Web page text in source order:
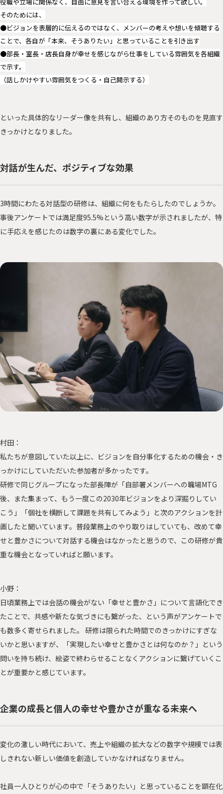
そのためには、
●ビジョンを表層的に伝えるのではなく、メンバーの考えや想いを傾聴する
ことで、各自が「本来、そうありたい」と思っていることを引き出す
●部長・室長・店長自身が幸せを感じながら仕事をしている雰囲気を各組織
で示す。
（話しかけやすい雰囲気をつくる・自己開示する）
といった具体的なリーダー像を共有し、組織のあり方そのものを見直す
きっかけとなりました。
対話が生んだ、ポジティブな効果
3時間にわたる対話型の研修は、組織に何をもたらしたのでしょうか。
事後アンケートでは満足度95.5%という高い数字が示されましたが、特
に手応えを感じたのは数字の裏にある変化でした。
村田：
私たちが意図していた以上に、ビジョンを自分事化するための機会・き
っかけにしていただいた参加者が多かったです。
研修で同じグループになった部長陣が「自部署メンバーへの職場MTG
後、また集まって、もう一度この2030年ビジョンをより深掘りしてい
こう」「個社を横断して課題を共有してみよう」と次のアクションを計
画したと聞いています。普段業務上のやり取りはしていても、改めて幸
せと豊かさについて対話する機会はなかったと思うので、この研修が貴
重な機会となっていればと願います。
小野：
日頃業務上では会話の機会がない「幸せと豊かさ」について言語化でき
たことで、共感や新たな気づきにも繋がった、という声がアンケートで
も数多く寄せられました。 研修は限られた時間でのきっかけにすぎな
いかと思いますが、「実現したい幸せと豊かさとは何なのか？」という
問いを持ち続け、絵姿で終わらせることなくアクションに繋げていくこ
とが重要かと感じています。
企業の成長と個人の幸せや豊かさが重なる未来へ
変化の激しい時代において、売上や組織の拡大などの数字や規模では表
しきれない新しい価値を創造していかなければなりません。
社員一人ひとりが心の中で「そうありたい」と思っていることを顕在化